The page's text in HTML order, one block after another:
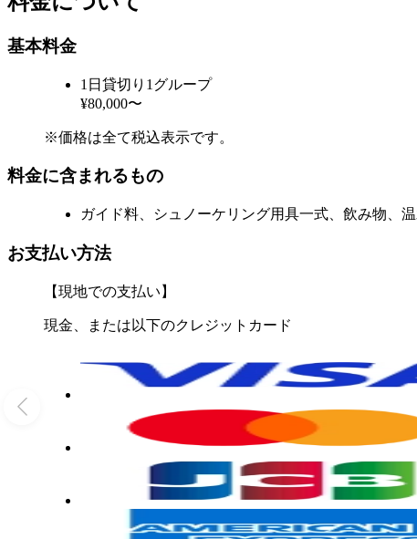
基本料金
1日貸切り1グループ
¥80,000〜
※価格は全て税込表示です。
料金に含まれるもの
ガイド料、シュノーケリング用具一式、飲み物、
お支払い方法
【現地での支払い】
現金、または以下のクレジットカード